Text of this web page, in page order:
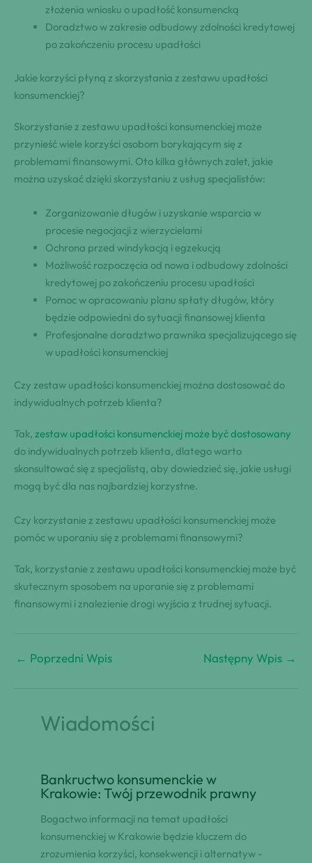
złożenia wniosku o upadłość konsumencką
Doradztwo w zakresie odbudowy zdolności kredytowej
po zakończeniu procesu upadłości
Jakie korzyści płyną z skorzystania z zestawu upadłości
konsumenckiej?
Skorzystanie z zestawu upadłości konsumenckiej może
przynieść wiele korzyści osobom borykającym się z
problemami finansowymi. Oto kilka głównych zalet, jakie
można uzyskać dzięki skorzystaniu z usług specjalistów:
Zorganizowanie długów i uzyskanie wsparcia w
procesie negocjacji z wierzycielami
Ochrona przed windykacją i egzekucją
Możliwość rozpoczęcia od nowa i odbudowy zdolności
kredytowej po zakończeniu procesu upadłości
Pomoc w opracowaniu planu spłaty długów, który
będzie odpowiedni do sytuacji finansowej klienta
Profesjonalne doradztwo prawnika specjalizującego się
w upadłości konsumenckiej
Czy zestaw upadłości konsumenckiej można dostosować do
indywidualnych potrzeb klienta?
Tak, zestaw upadłości konsumenckiej może być dostosowany
do indywidualnych potrzeb klienta, dlatego warto
skonsultować się z specjalistą, aby dowiedzieć się, jakie usługi
mogą być dla nas najbardziej korzystne.
Czy korzystanie z zestawu upadłości konsumenckiej może
pomóc w uporaniu się z problemami finansowymi?
Tak, korzystanie z zestawu upadłości konsumenckiej może być
skutecznym sposobem na uporanie się z problemami
finansowymi i znalezienie drogi wyjścia z trudnej sytuacji.
← Poprzedni Wpis Następny Wpis →
Wiadomości
Bankructwo konsumenckie w
Krakowie: Twój przewodnik prawny
Bogactwo informacji na temat upadłości
konsumenckiej w Krakowie będzie kluczem do
zrozumienia korzyści, konsekwencji i alternatyw -